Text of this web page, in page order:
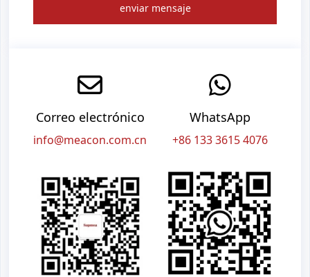
enviar mensaje
Correo electrónico
info@meacon.com.cn
WhatsApp
+86 133 3615 4076